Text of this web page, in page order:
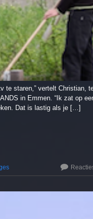
te staren,” vertelt Christian,
in Emmen. “Ik zat op
Dat is lastig als je […]